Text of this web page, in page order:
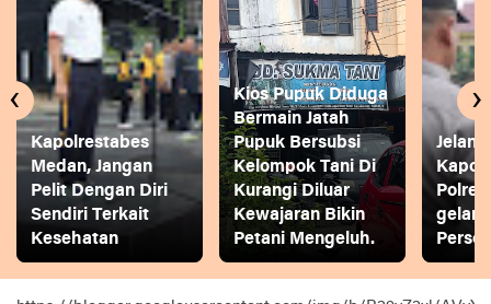
Kapolrestabes
Medan, Jangan
Pelit Dengan Diri
Sendiri Terkait
Kesehatan
Kios Pupuk Diduga
Bermain Jatah
Pupuk Bersubsi
Kelompok Tani Di
Kurangi Diluar
Kewajaran Bikin
Petani Mengeluh.
gelar
‹ ›